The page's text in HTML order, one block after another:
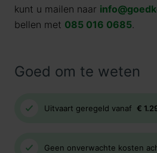
kunt u mailen naar
bellen met 085 016 0685.
Goed om te weten
Uitvaart geregeld vanaf €
Geen onverwachte kosten